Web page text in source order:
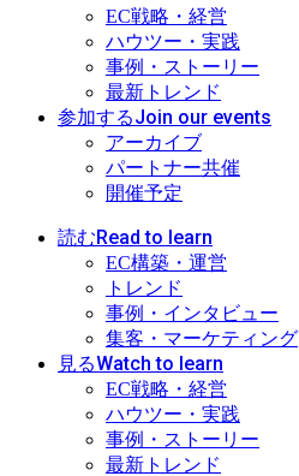
EC戦略・経営
ハウツー・実践
事例・ストーリー
最新トレンド
参加するJoin our events
アーカイブ
パートナー共催
開催予定
読むRead to learn
EC構築・運営
トレンド
事例・インタビュー
集客・マーケティング
見るWatch to learn
EC戦略・経営
ハウツー・実践
事例・ストーリー
最新トレンド